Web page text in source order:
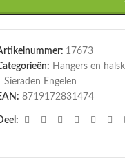
17673
Hangers en
Sieraden Engelen
8719172831474